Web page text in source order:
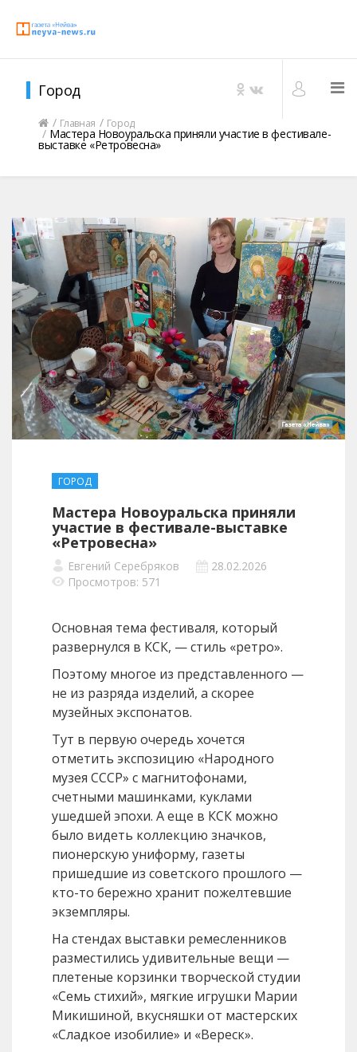
Город
Главная Город
Мастера Новоуральска приняли участие в фестивале-
выставке «Ретровесна»
ГОРОД
Мастера Новоуральска приняли
участие в фестивале-выставке
«Ретровесна»
Евгений Серебряков
28.02.2026
Просмотров: 571
Основная тема фестиваля, который
развернулся в КСК, — стиль «ретро».
Поэтому многое из представленного —
не из разряда изделий, а скорее
музейных экспонатов.
Тут в первую очередь хочется
отметить экспозицию «Народного
музея СССР» с магнитофонами,
счетными машинками, куклами
ушедшей эпохи. А еще в КСК можно
было видеть коллекцию значков,
пионерскую униформу, газеты
пришедшие из советского прошлого —
кто-то бережно хранит пожелтевшие
экземпляры.
На стендах выставки ремесленников
разместились удивительные вещи —
плетеные корзинки творческой студии
«Семь стихий», мягкие игрушки Марии
Микишиной, вкусняшки от мастерских
«Сладкое изобилие» и «Вереск».